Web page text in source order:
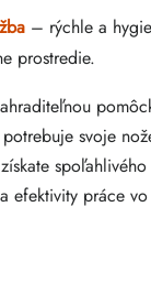
– rýchle a
prostredie.
svoje
efektivity práce